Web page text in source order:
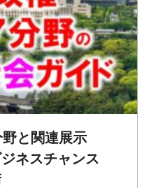
と関連展示
ネスチャンス